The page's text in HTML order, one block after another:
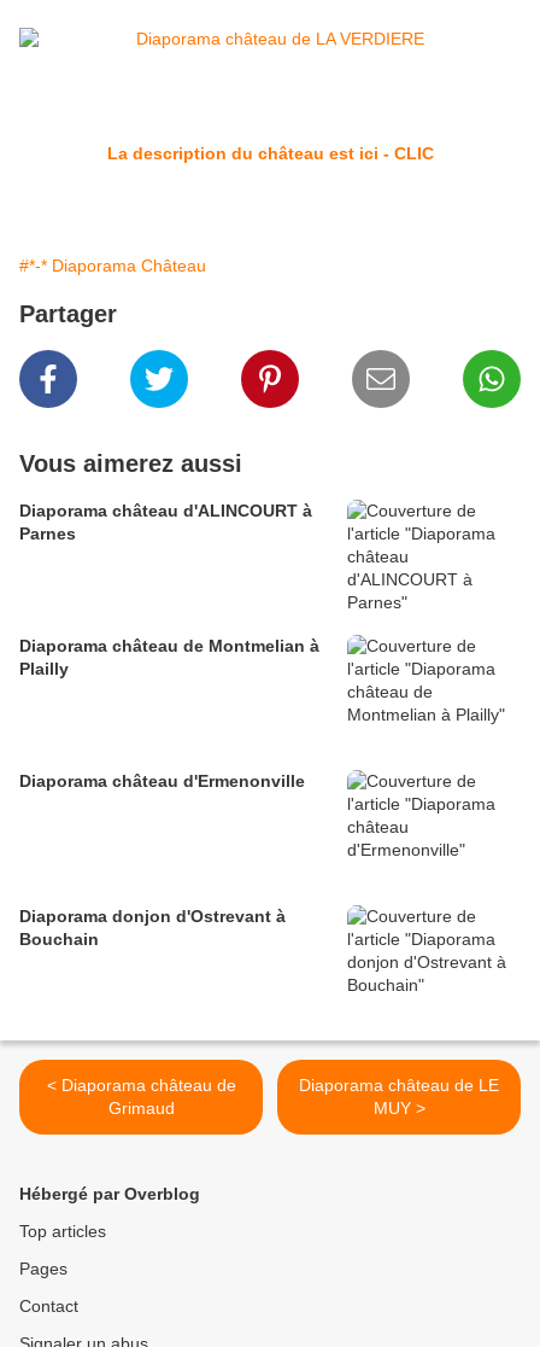
La description du château est ici - CLIC
#*-* Diaporama Château
Partager
Vous aimerez aussi
Diaporama château d'ALINCOURT à
Parnes
Diaporama château de Montmelian à
Plailly
Diaporama château d'Ermenonville
Diaporama donjon d'Ostrevant à
Bouchain
< Diaporama château de
Grimaud
Diaporama château de LE
MUY >
Hébergé par Overblog
Top articles
Pages
Contact